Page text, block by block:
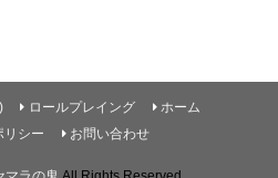
ロールプレイング
ホーム
リシー
お問い合わせ
マラの鬼 .All Rights Reserved.